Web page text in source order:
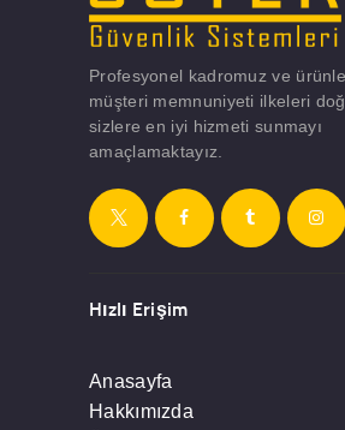
Profesyonel kadromuz ve
müşteri memnuniyeti ilkeleri
sizlere en iyi hizmeti sunmayı
amaçlamaktayız.
Hızlı Erişim
Anasayfa
Hakkımızda